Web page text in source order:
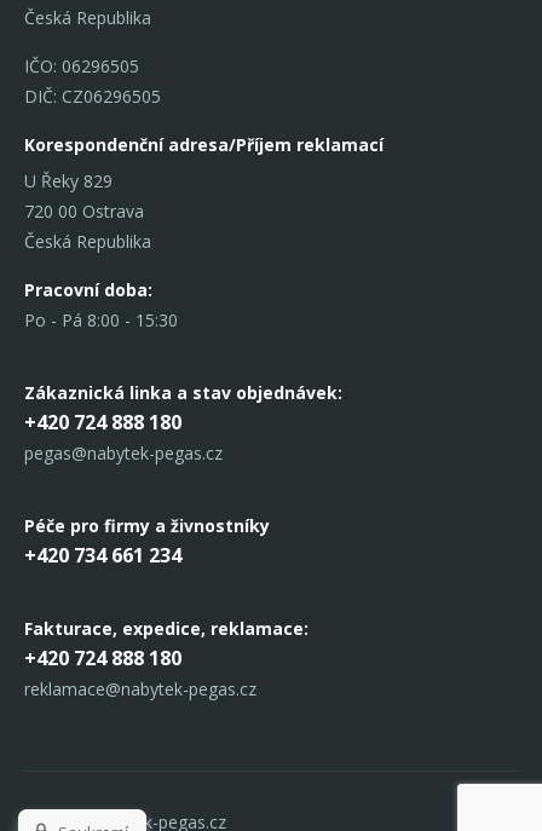
Česká Republika
IČO: 06296505
DIČ: CZ06296505
Korespondenční adresa/Příjem reklamací
U Řeky 829
720 00 Ostrava
Česká Republika
Pracovní doba:
Po - Pá 8:00 - 15:30
Zákaznická linka a stav objednávek:
+420 724 888 180
pegas@nabytek-pegas.cz
Péče pro firmy a živnostníky
+420 734 661 234
Fakturace, expedice, reklamace:
+420 724 888 180
reklamace@nabytek-pegas.cz
© 2017 Nabytek-pegas.cz